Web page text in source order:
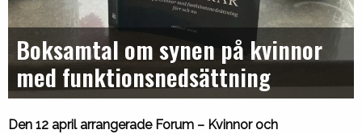
Boksamtal om synen på kvinnor
med funktionsnedsättning
Den 12 april arrangerade Forum – Kvinnor och